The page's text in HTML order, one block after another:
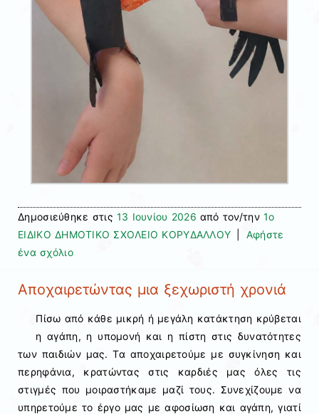
Δημοσιεύθηκε στις 13 Ιουνίου 2026 από τον/την 1ο
ΕΙΔΙΚΟ ΔΗΜΟΤΙΚΟ ΣΧΟΛΕΙΟ ΚΟΡΥΔΑΛΛΟΥ
Αφήστε
ένα σχόλιο
Αποχαιρετώντας μια ξεχωριστή χρονιά
Πίσω από κάθε μικρή ή μεγάλη κατάκτηση κρύβεται
η αγάπη, η υπομονή και η πίστη στις δυνατότητες
των παιδιών μας. Τα αποχαιρετούμε με συγκίνηση και
περηφάνια, κρατώντας στις καρδιές μας όλες τις
στιγμές που μοιραστήκαμε μαζί τους. Συνεχίζουμε να
υπηρετούμε το έργο μας με αφοσίωση και αγάπη, γιατί